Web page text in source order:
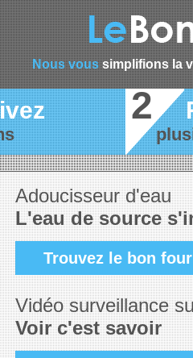
Nous voussimplifions la
2
Adoucisseur d'eau
L'eau de source
Trouvez le bon
Vidéo surveillance
Voir c'est savoir